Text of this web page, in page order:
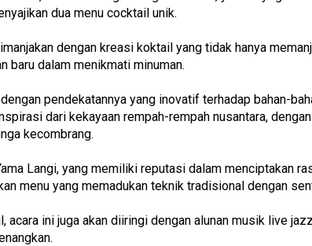
dua menu cocktail unik.
dengan kreasi koktail yang tidak hanya
baru dalam menikmati minuman.
pendekatannya yang inovatif terhadap bahan-
dari kekayaan rempah-rempah nusantara,
kecombrang.
Langi, yang memiliki reputasi dalam menciptakan
menu yang memadukan teknik tradisional dengan
acara ini juga akan diiringi dengan alunan musik live